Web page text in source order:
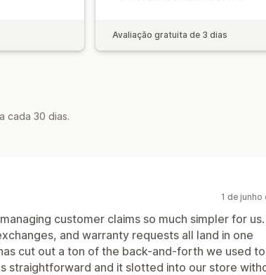
Avaliação gratuita de 3 dias
cada 30 dias.
1 de
customer claims so much simpler for us.
and warranty requests all land in one
cut out a ton of the back-and-forth we used
straightforward and it slotted into our store